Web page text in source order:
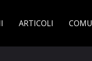
ARTICOLI